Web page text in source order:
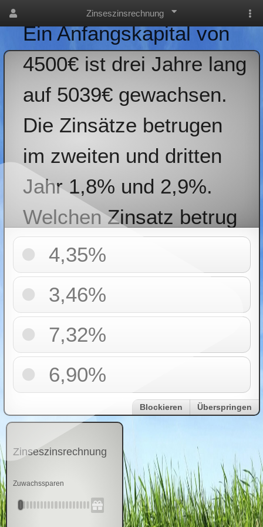
Zinseszinsrechnung
Ein Anfangskapital von
4500€ ist drei Jahre lang
auf 5039€ gewachsen.
Die Zinsätze betrugen
im zweiten und dritten
Jahr 1,8% und 2,9%.
Welchen Zinsatz betrug
das erste Jahr?
4,35%
3,46%
7,32%
6,90%
Blockieren Überspringen
Zinseszinsrechnung
Zuwachssparen